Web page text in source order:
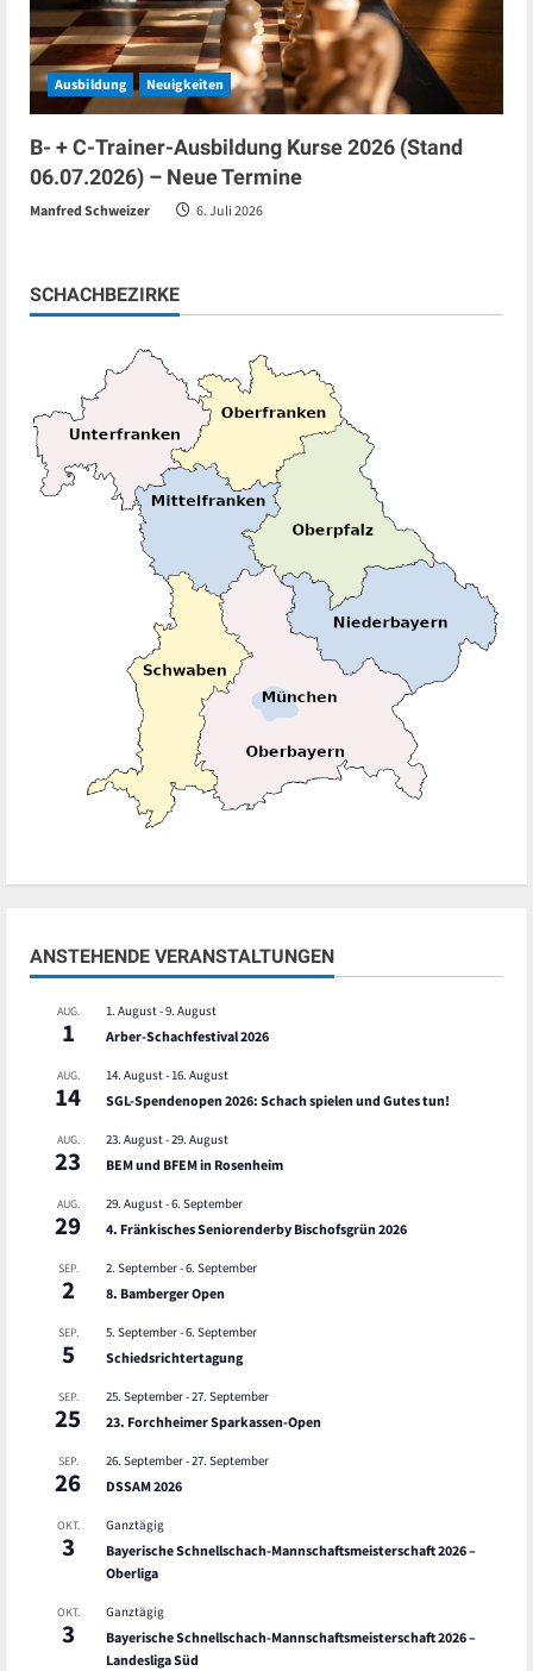
Ausbildung Neuigkeiten
B- + C-Trainer-Ausbildung Kurse 2026 (Stand
06.07.2026) – Neue Termine
Manfred Schweizer 6. Juli 2026
SCHACHBEZIRKE
ANSTEHENDE VERANSTALTUNGEN
AUG.
1
1. August-9. August
Arber-Schachfestival 2026
AUG.
14
14. August- 16. August
SGL-Spendenopen 2026: Schach spielen und Gutes tun!
AUG.
23
23. August-29. August
BEM und BFEM in Rosenheim
AUG.
29
29. August-6. September
4. Fränkisches Seniorenderby Bischofsgrün 2026
SEP.
2
2. September-6. September
8. Bamberger Open
SEP.
5
5. September-6. September
Schiedsrichtertagung
SEP.
25
25. September-27. September
23. Forchheimer Sparkassen-Open
SEP.
26
26. September-27. September
DSSAM 2026
OKT.
3
Ganztägig
Bayerische Schnellschach-Mannschaftsmeisterschaft 2026 –
Oberliga
OKT.
3
Ganztägig
Bayerische Schnellschach-Mannschaftsmeisterschaft 2026 –
Landesliga Süd